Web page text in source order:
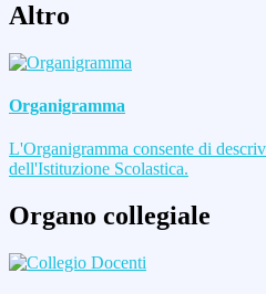
Altro
Organigramma
L'Organigramma consente di
dell'Istituzione Scolastica.
Organo collegiale